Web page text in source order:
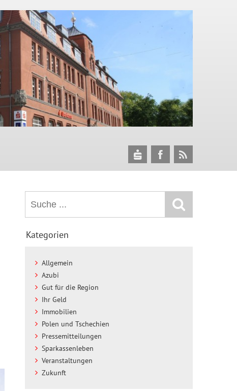
Kategorien
Allgemein
Azubi
Gut für die Region
Ihr Geld
Immobilien
Polen und Tschechien
Pressemitteilungen
Sparkassenleben
Veranstaltungen
Zukunft